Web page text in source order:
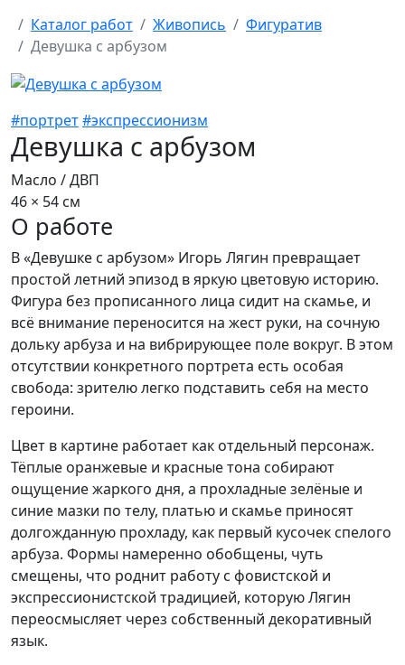
Каталог работ Живопись
Фигуратив
Девушка с арбузом
#портрет#экспрессионизм
Девушка с арбузом
Масло / ДВП
46 × 54 см
О работе
В «Девушке с арбузом» Игорь Лягин превращает
простой летний эпизод в яркую цветовую историю.
Фигура без прописанного лица сидит на скамье, и
всё внимание переносится на жест руки, на сочную
дольку арбуза и на вибрирующее поле вокруг. В этом
отсутствии конкретного портрета есть особая
свобода: зрителю легко подставить себя на место
героини.​
Цвет в картине работает как отдельный персонаж.
Тёплые оранжевые и красные тона собирают
ощущение жаркого дня, а прохладные зелёные и
синие мазки по телу, платью и скамье приносят
долгожданную прохладу, как первый кусочек спелого
арбуза. Формы намеренно обобщены, чуть
смещены, что роднит работу с фовистской и
экспрессионистской традицией, которую Лягин
переосмысляет через собственный декоративный
язык.​